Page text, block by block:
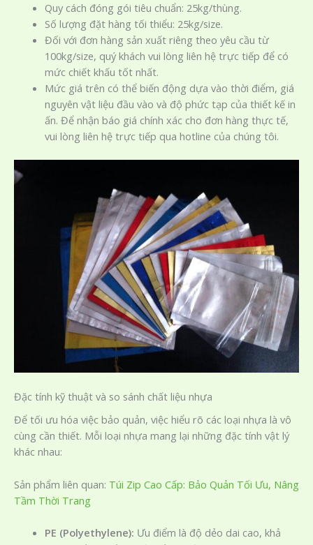
Quy cách đóng gói tiêu chuẩn: 25kg/thùng.
Số lượng đặt hàng tối thiểu: 25kg/size.
Đối với đơn hàng sản xuất riêng theo yêu cầu từ
100kg/size, quý khách vui lòng liên hệ trực tiếp để có
mức chiết khấu tốt nhất.
Mức giá trên có thể biến động dựa vào thời điểm, giá
nguyên vật liệu đầu vào và độ phức tạp của thiết kế in
ấn. Để nhận báo giá chính xác cho đơn hàng thực tế,
vui lòng liên hệ trực tiếp qua hotline của chúng tôi.
Đặc tính kỹ thuật và so sánh chất liệu nhựa
Để tối ưu hóa việc bảo quản, việc hiểu rõ các loại nhựa là vô
cùng cần thiết. Mỗi loại nhựa mang lại những đặc tính vật lý
khác nhau:
Sản phẩm liên quan: Túi Zip Cao Cấp: Bảo Quản Tối Ưu, Nâng
Tầm Thời Trang
PE (Polyethylene): Ưu điểm là độ dẻo dai cao, khả